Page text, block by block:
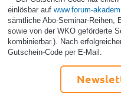
einlösbar auf www.forum-
sämtliche Abo-Seminar-Reihen,
sowie von der WKO geförderte
kombinierbar.). Nach
Gutschein-Code per E-Mail.